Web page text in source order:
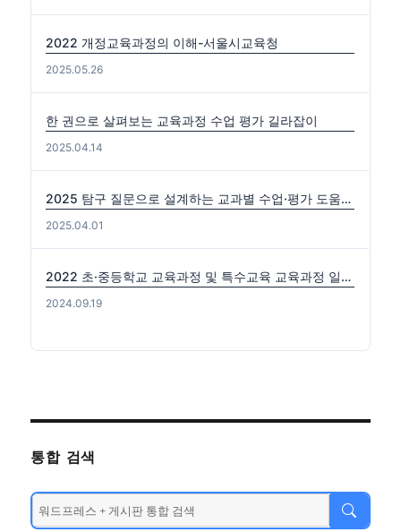
2022 개정교육과정의 이해-서울시교육청
2025.05.26
한 권으로 살펴보는 교육과정 수업 평가 길라잡이
2025.04.14
2025 탐구 질문으로 설계하는 교과별 수업·평가 도움자료(국수사과)
2025.04.01
2022 초·중등학교 교육과정 및 특수교육 교육과정 일부개정 고시 (2024-0816) 출처: https://edutown.tistory.com/1594 [초등교육마을2:티스토리]
2024.09.19
통합 검색